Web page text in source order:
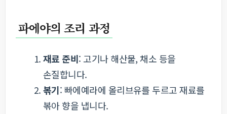
파에야의 조리 과정
재료 준비: 고기나 해산물, 채소 등을
손질합니다.
볶기: 빠에예라에 올리브유를 두르고 재료를
볶아 향을 냅니다.